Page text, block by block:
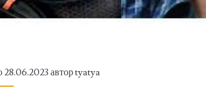
28.06.2023 авторtyatya